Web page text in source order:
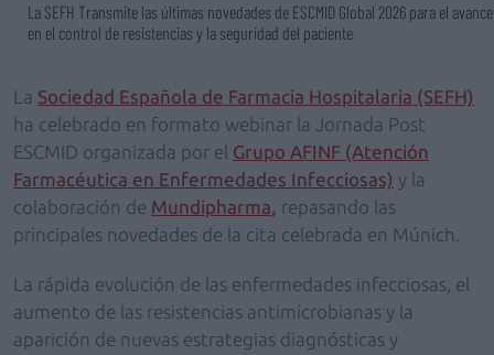
La SEFH Transmite las últimas novedades de ESCMID Global 2026 para el avance
en el control de resistencias y la seguridad del paciente
La Sociedad Española de Farmacia Hospitalaria (SEFH)
ha celebrado en formato webinar la Jornada Post
ESCMID organizada por el Grupo AFINF (Atención
Farmacéutica en Enfermedades Infecciosas) y la
colaboración de Mundipharma, repasando las
principales novedades de la cita celebrada en Múnich.
La rápida evolución de las enfermedades infecciosas, el
aumento de las resistencias antimicrobianas y la
aparición de nuevas estrategias diagnósticas y